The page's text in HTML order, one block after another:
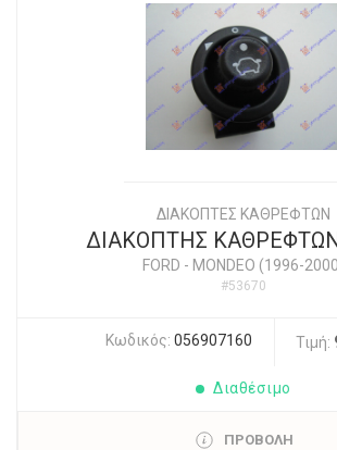
ΔΙΑΚΟΠΤΕΣ ΚΑΘΡΕΦΤΩΝ
ΔΙΑΚΟΠΤΗΣ
FORD - MONDEO (1996-
#53670
Κωδικός: 056907160 Τιμή:
Διαθέσιμο
ΠΡΟΒΟΛΗ